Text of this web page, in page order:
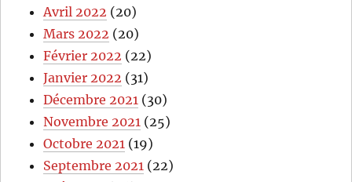
Avril 2022 (20)
Mars 2022 (20)
Février 2022 (22)
Janvier 2022 (31)
Décembre 2021 (30)
Novembre 2021 (25)
Octobre 2021 (19)
Septembre 2021 (22)